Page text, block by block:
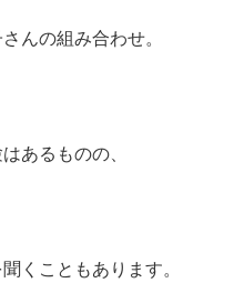
んの組み合わせ。
あるものの、
くこともあります。